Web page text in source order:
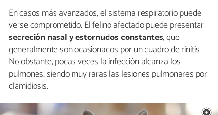
En casos más avanzados, el sistema respiratorio puede
verse comprometido. El felino afectado puede presentar
secreción nasal y estornudos constantes, que
generalmente son ocasionados por un cuadro de rinitis.
No obstante, pocas veces la infección alcanza los
pulmones, siendo muy raras las lesiones pulmonares por
clamidiosis.